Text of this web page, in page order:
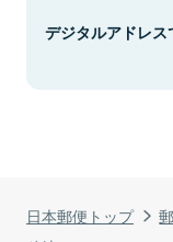
日本郵便トップ
デジタルアドレス